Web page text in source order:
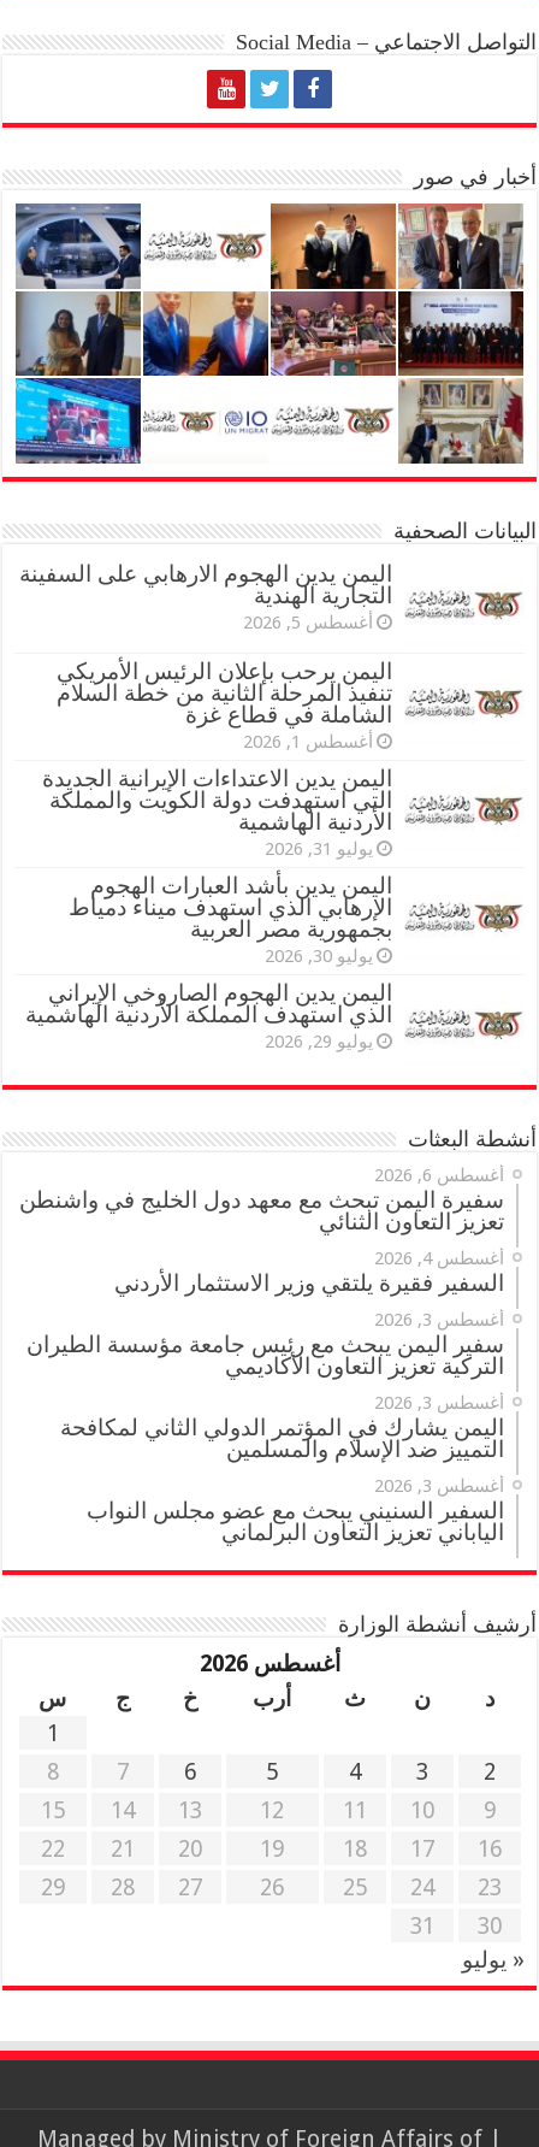
التواصل الاجتماعي – Social Media
أخبار في صور
البيانات الصحفية
اليمن يدين الهجوم الارهابي على السفينة
التجارية الهندية
أغسطس 5, 2026
اليمن يرحب بإعلان الرئيس الأمريكي
تنفيذ المرحلة الثانية من خطة السلام
الشاملة في قطاع غزة
أغسطس 1, 2026
اليمن يدين الاعتداءات الإيرانية الجديدة
التي استهدفت دولة الكويت والمملكة
الأردنية الهاشمية
يوليو 31, 2026
اليمن يدين بأشد العبارات الهجوم
الإرهابي الذي استهدف ميناء دمياط
بجمهورية مصر العربية
يوليو 30, 2026
اليمن يدين الهجوم الصاروخي الإيراني
الذي استهدف المملكة الأردنية الهاشمية
يوليو 29, 2026
أنشطة البعثات
أغسطس 6, 2026
سفيرة اليمن تبحث مع معهد دول الخليج في واشنطن
تعزيز التعاون الثنائي
أغسطس 4, 2026
السفير فقيرة يلتقي وزير الاستثمار الأردني
أغسطس 3, 2026
سفير اليمن يبحث مع رئيس جامعة مؤسسة الطيران
التركية تعزيز التعاون الأكاديمي
أغسطس 3, 2026
اليمن يشارك في المؤتمر الدولي الثاني لمكافحة
التمييز ضد الإسلام والمسلمين
أغسطس 3, 2026
السفير السنيني يبحث مع عضو مجلس النواب
الياباني تعزيز التعاون البرلماني
أرشيف أنشطة الوزارة
أغسطس 2026
د
ن ث أرب خ ج
س
1
2
3
4
5
6
7
8
9
10
11
12
13
14
15
16
17
18
19
20
21
22
23
24
25
26
27
28
29
30
31
« يوليو
| Managed by
Ministry of Foreign Affairs of